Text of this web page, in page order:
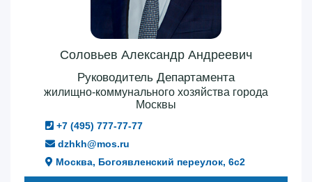
Соловьев Александр Андреевич
Руководитель Департамента
жилищно-коммунального хозяйства города
Москвы
+7 (495) 777-77-77
dzhkh@mos.ru
Москва, Богоявленский переулок, 6с2